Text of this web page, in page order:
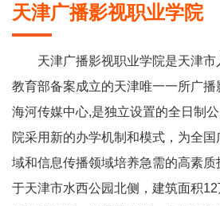
天津广播影视职业学院
天津广播影视职业学院是天津
教育部备案成立的天津唯一一所广
海河传媒中心,是独立设置的全日制
院采用新的办学机制和模式，为全
域和信息传播领域培养急需的高素
于天津市水西公园北侧，建筑面积